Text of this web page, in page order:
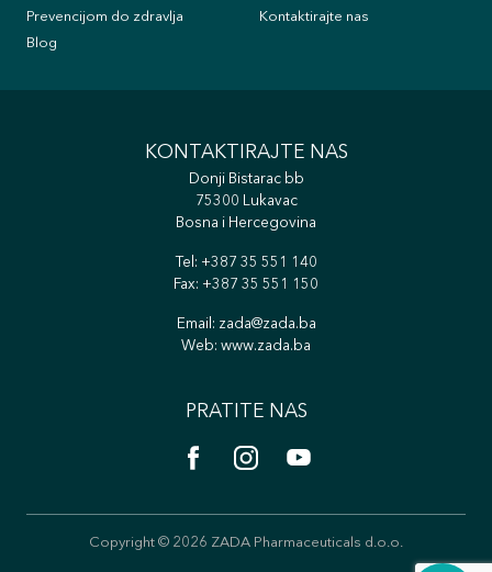
Prevencijom do zdravlja
Blog
Kontaktirajte nas
KONTAKTIRAJTE NAS
Donji Bistarac bb
75300 Lukavac
Bosna i Hercegovina
Tel: +387 35 551 140
Fax: +387 35 551 150
Email: zada@zada.ba
Web: www.zada.ba
PRATITE NAS
Copyright © 2026 ZADA Pharmaceuticals d.o.o.